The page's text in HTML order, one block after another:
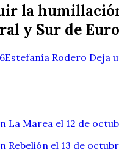
la
y Sur de
Estefanía Rodero Deja
La Marea el 12 de
Rebelión el 13 de